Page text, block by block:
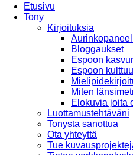
Etusivu
Tony
Kirjoituksia
Bloggaukset
Espoon
Espoon
Miten
Elokuvia joita
Luottamustehtäväni
Tonysta sanottua
Ota yhteyttä
Tue